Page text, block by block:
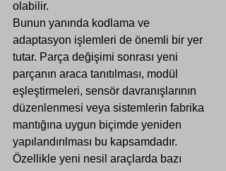
olabilir.
Bunun yanında kodlama ve
adaptasyon işlemleri de önemli bir yer
tutar. Parça değişimi sonrası yeni
parçanın araca tanıtılması, modül
eşleştirmeleri, sensör davranışlarının
düzenlenmesi veya sistemlerin fabrika
mantığına uygun biçimde yeniden
yapılandırılması bu kapsamdadır.
Özellikle yeni nesil araçlarda bazı